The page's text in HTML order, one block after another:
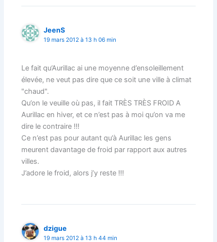
JeenS
19 mars 2012 à 13 h 06 min
Le fait qu’Aurillac ai une moyenne d’ensoleillement
élevée, ne veut pas dire que ce soit une ville à climat
"chaud".
Qu’on le veuille où pas, il fait TRÈS TRÈS FROID A
Aurillac en hiver, et ce n’est pas à moi qu’on va me
dire le contraire !!!
Ce n’est pas pour autant qu’à Aurillac les gens
meurent davantage de froid par rapport aux autres
villes.
J’adore le froid, alors j’y reste !!!
dzigue
19 mars 2012 à 13 h 44 min